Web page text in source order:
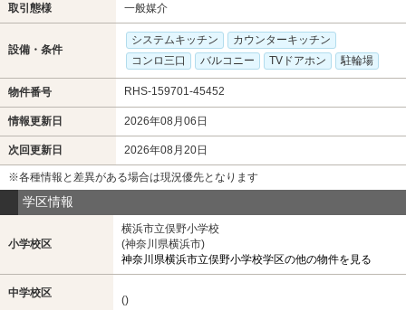
取引態様 一般媒介
設備・条件
システムキッチン
カウンターキッチン
コンロ三口
バルコニー TVドアホン 駐輪場
物件番号 RHS-159701-45452
情報更新日 2026年08月06日
次回更新日 2026年08月20日
※各種情報と差異がある場合は現況優先となります
学区情報
小学校区
横浜市立俣野小学校
(神奈川県横浜市)
神奈川県横浜市立俣野小学校学区の他の物件を見る
中学校区
()